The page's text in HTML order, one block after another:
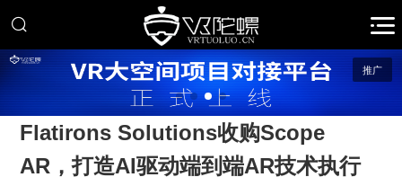
推广
Flatirons Solutions收购Scope
AR，打造AI驱动端到端AR技术执行